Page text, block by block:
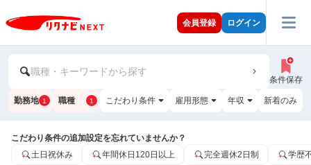
会員登録 ログイン
職種・キーワードから探す
条件保存
勤務地 1 職種 1 こだわり条件 雇用形態 年収 新着のみ
こだわり条件の追加設定を忘れていませんか？
土日祝休み
年間休日120日以上 完全週休2日制 学歴